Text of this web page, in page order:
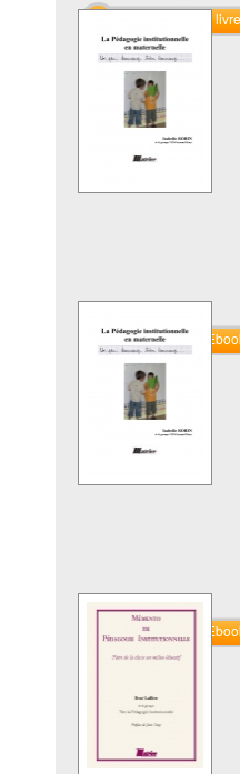
Commander le
Commander
Commander